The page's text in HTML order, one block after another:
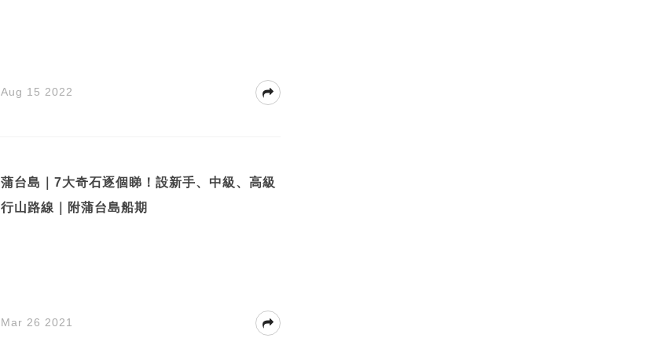
Aug 15 2022
蒲台島｜7大奇石逐個睇！設新手、中級、高級
行山路線｜附蒲台島船期
Mar 26 2021